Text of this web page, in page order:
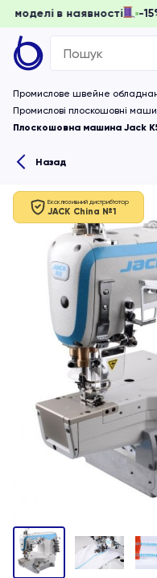
доки моделі в
Search
for:
Промислове швейне
Промислові плоскошовні
Плоскошовна машина Jack
Назад
Ексклюзивний дистриб'ютор
JACK China №1